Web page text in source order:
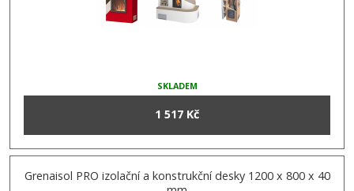
SKLADEM
1 517 Kč
Grenaisol PRO izolační a konstrukční desky 1200 x 800 x 40